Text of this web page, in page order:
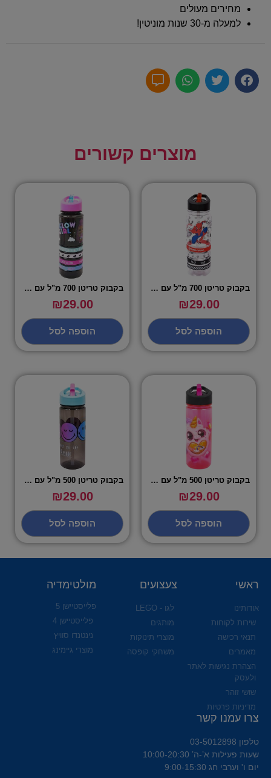
מחירים מעולים
למעלה מ-30 שנות מוניטין!
מוצרים קשורים
בקבוק טריטן 700 מ"ל עם צמידים ספיידרמן אייקונים
₪29.00
הוספה לסל
בקבוק טריטן 700 מ"ל עם צמידים לול – LOL GLOW
₪29.00
הוספה לסל
בקבוק טריטן 500 מ"ל עם פיית סיליקון ריינבוקורן
₪29.00
הוספה לסל
בקבוק טריטן 500 מ"ל עם פיית סיליקון סמיילי
₪29.00
הוספה לסל
ראשי
אודותינו
שירות לקוחות
תנאי רכישה
מאמרים
הצהרת נגישות לאתר
ולעסק
שושי זוהר
מדיניות פרטיות
צעצועים
לגו - LEGO
מותגים
מוצרי תינוקות
משחקי קופסה
מולטימדיה
פלייסטיישן 5
פלייסטיישן 4
נינטנדו סוויץ
מוצרי גיימינג
צרו עמנו קשר
טלפון 03-5012898
שעות פעילות א’-ה’ 10:00-20:30
יום ו' וערבי חג 9:00-15:30